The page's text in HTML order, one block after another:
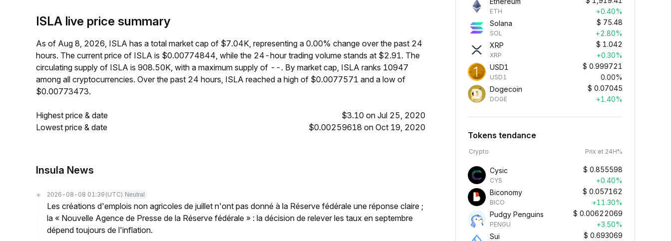
ISLA live price summary
As of Aug 8, 2026, ISLA has a total market cap of $7.04K, representing a 0.00% change over the past 24
hours. The current price of ISLA is $0.00774844, while the 24-hour trading volume stands at $2.91. The
circulating supply of ISLA is 908.50K, with a maximum supply of --. By market cap, ISLA ranks 10947
among all cryptocurrencies. Over the past 24 hours, ISLA reached a high of $0.0077571 and a low of
$0.00773473.
Highest price & date
$3.10 on Jul 25, 2020
Lowest price & date
$0.00259618 on Oct 19, 2020
Insula News
2026-08-08 01:39 (UTC) Neutral
Les créations d'emplois non agricoles de juillet n'ont pas donné à la Réserve fédérale une réponse claire ;
la « Nouvelle Agence de Presse de la Réserve fédérale » : la décision de relever les taux en septembre
dépend toujours de l'inflation.
ETH
+0.40%
Solana
SOL
$ 75.48
+2.80%
XRP
XRP
$ 1.042
+0.30%
USD1
USD1
$ 0.999721
0.00%
Dogecoin
DOGE
$ 0.07045
+1.40%
Tokens tendance
Crypto Prix et 24H%
Cysic
CYS
$ 0.855598
+0.40%
Biconomy
BICO
$ 0.057162
+11.30%
Pudgy Penguins
PENGU
$ 0.00622069
+3.50%
Sui
$ 0.693069